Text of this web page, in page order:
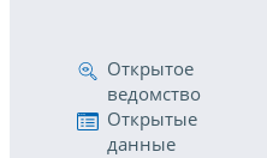
Открытое
ведомство
Открытые
данные